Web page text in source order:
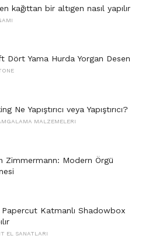
kağıttan bir altıgen nasıl yapılır
Dört Yama Hurda Yorgan Desen
Ne Yapıştırıcı veya Yapıştırıcı?
MALZEMELERI
Zimmermann: Modern Örgü
Katmanlı Shadowbox
EL SANATLARI